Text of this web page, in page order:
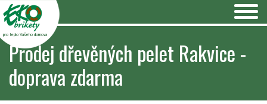
pro teplo Vašeho domova
Prodej dřevěných pelet Rakvice -
doprava zdarma